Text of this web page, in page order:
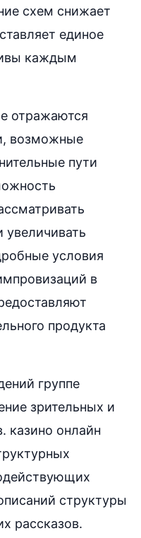
схем снижает
единое
каждым
отражаются
возможные
пути
увеличивать
условия
в
продукта
группе
зрительных и
казино онлайн
структуры
рассказов.